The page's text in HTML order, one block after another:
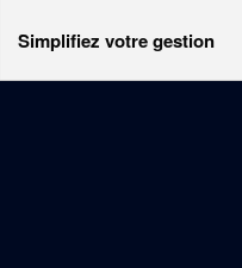
Simplifiez votre gestion